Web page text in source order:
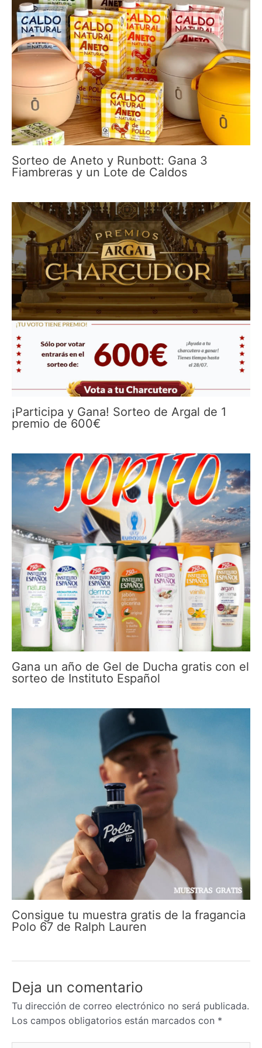
Sorteo de Aneto y Runbott: Gana 3
Fiambreras y un Lote de Caldos
¡Participa y Gana! Sorteo de Argal de 1
premio de 600€
Gana un año de Gel de Ducha gratis con el
sorteo de Instituto Español
Consigue tu muestra gratis de la fragancia
Polo 67 de Ralph Lauren
Deja un comentario
Tu dirección de correo electrónico no será publicada.
Los campos obligatorios están marcados con *